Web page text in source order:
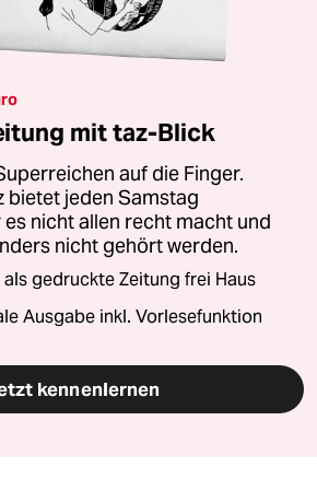
mit taz-Blick
auf die Finger.
bietet jeden Samstag
nicht allen recht macht und
nicht gehört werden.
gedruckte Zeitung frei Haus
Ausgabe inkl. Vorlesefunktion
kennenlernen